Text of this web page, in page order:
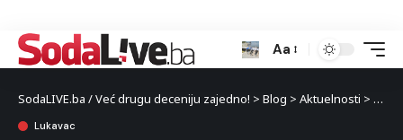
Aa
SodaLIVE.ba / Već drugu deceniju zajedno! > Blog > Aktuelnosti >
Lukavac